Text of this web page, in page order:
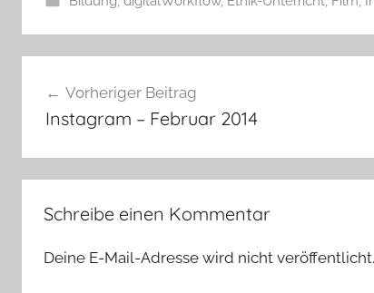
Vorheriger Beitrag
Instagram – Februar 2014
Schreibe einen Kommentar
Deine E-Mail-Adresse wird nicht veröffentlicht.